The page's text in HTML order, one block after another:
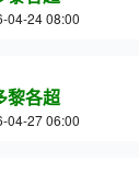
04-24 08:00
黎各超
04-27 06:00